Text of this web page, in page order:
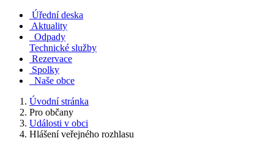
Úřední deska
Aktuality
Odpady
Technické služby
Rezervace
Spolky
Naše obce
Úvodní stránka
Pro občany
Události v obci
Hlášení veřejného rozhlasu